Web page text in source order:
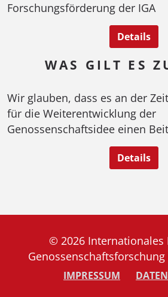
Forschungsförderung der IGA
Details
WAS GILT ES
Wir glauben, dass es an der
für die Weiterentwicklung der
Genossenschaftsidee einen
Details
© 2026
IMPRESSUM